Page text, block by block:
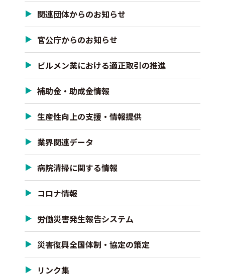
関連団体からのお知らせ
官公庁からのお知らせ
ビルメン業における適正取引の推進
補助金・助成金情報
生産性向上の支援・情報提供
業界関連データ
病院清掃に関する情報
コロナ情報
労働災害発生報告システム
災害復興全国体制・協定の策定
リンク集